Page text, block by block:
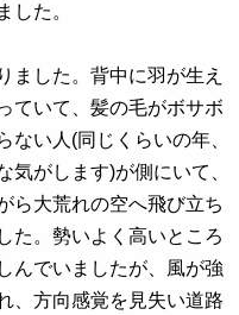
した。
ました。背中に羽が生え
ていて、髪の毛がボサボ
い人(同じくらいの年、
がします)が側にいて、
ら大荒れの空へ飛び立ち
た。勢いよく高いところ
んでいましたが、風が強
、方向感覚を見失い道路